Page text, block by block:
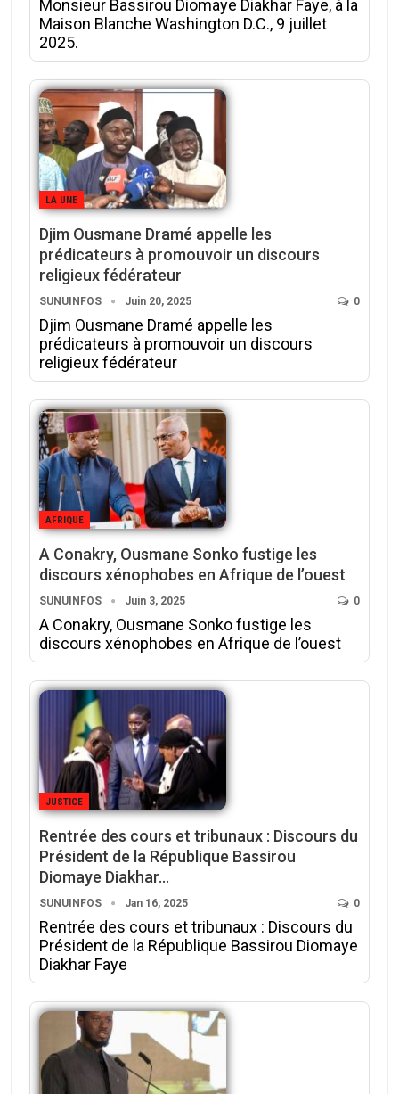
Monsieur Bassirou Diomaye Diakhar Faye, à la
Maison Blanche Washington D.C., 9 juillet
2025.
LA UNE
Djim Ousmane Dramé appelle les
prédicateurs à promouvoir un discours
religieux fédérateur
SUNUINFOS Juin 20, 2025 0
Djim Ousmane Dramé appelle les
prédicateurs à promouvoir un discours
religieux fédérateur
AFRIQUE
A Conakry, Ousmane Sonko fustige les
discours xénophobes en Afrique de l’ouest
SUNUINFOS Juin 3, 2025 0
A Conakry, Ousmane Sonko fustige les
discours xénophobes en Afrique de l’ouest
JUSTICE
Rentrée des cours et tribunaux : Discours du
Président de la République Bassirou
Diomaye Diakhar…
SUNUINFOS Jan 16, 2025 0
Rentrée des cours et tribunaux : Discours du
Président de la République Bassirou Diomaye
Diakhar Faye